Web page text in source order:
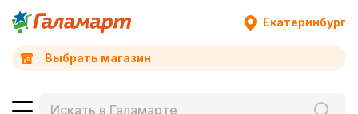
Екатеринбург
Выбрать магазин